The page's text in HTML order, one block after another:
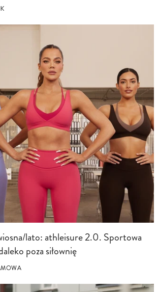
lato: athleisure 2.0. Sportowa
poza siłownię